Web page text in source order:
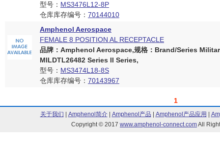
型号： MS3476L12-8P
仓库库存编号： 70144010
Amphenol Aerospace
FEMALE 8 POSITION AL RECEPTACLE
品牌：Amphenol Aerospace,规格：Brand/Series
MILDTL26482 Series II Series,
型号： MS3474L18-8S
仓库库存编号： 70143967
1
关于我们 Amphenol简介| Amphenol产品 Amphenol产品应用
Copyright © 2017 www.amphenol-connect.comAll